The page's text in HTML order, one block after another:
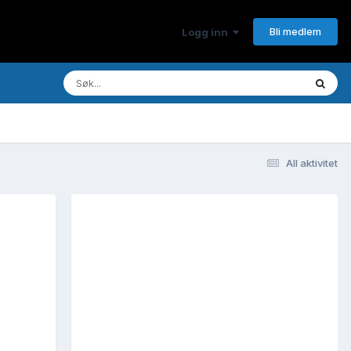
Logg inn Bli medlem
All aktivitet